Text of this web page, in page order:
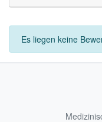
Es liegen keine